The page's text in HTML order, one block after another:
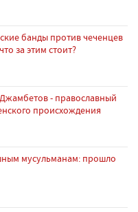
банды против чеченцев
за этим стоит?
- православный
происхождения
мусульманам: прошло